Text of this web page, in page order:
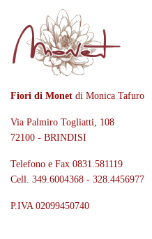
Fiori di Monet di Monica Tafuro
Via Palmiro Togliatti, 108
72100 - BRINDISI
Telefono e Fax 0831.581119
Cell. 349.6004368 - 328.4456977
P.IVA 02099450740